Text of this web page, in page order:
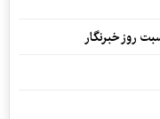
روز خبرنگار